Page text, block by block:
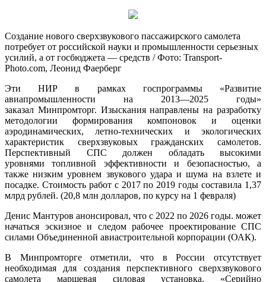
Создание нового сверхзвукового пассажирского самолета
потребует от российской науки и промышленности серьезных
усилий, а от госбюджета — средств / Фото: Transport-
Photo.com, Леонид Фаерберг
Эти НИР в рамках госпрограммы «Развитие
авиапромышленности на 2013—2025 годы»
заказал Минпромторг. Изыскания направлены на разработку
методологии формирования компоновок и оценки
аэродинамических, летно-технических и экологических
характеристик сверхзвуковых гражданских самолетов.
Перспективный СПС должен обладать высокими
уровнями топливной эффективности и безопасностью, а
также низким уровнем звукового удара и шума на взлете и
посадке. Стоимость работ с 2017 по 2019 годы составила 1,37
млрд рублей. (20,8 млн долларов, по курсу на 1 февраля)
Денис Мантуров анонсировал, что с 2022 по 2026 годы. может
начаться эскизное и следом рабочее проектирование СПС
силами Объединенной авиастроительной корпорации (ОАК).
В Минпромторге отметили, что в России отсутствует
необходимая для создания перспективного сверхзвукового
самолета маршевая силовая установка. «Серийно